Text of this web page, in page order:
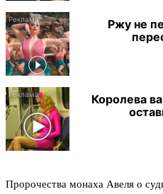
Ржу не
Королева
Пророчества монаха Авеля о